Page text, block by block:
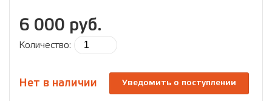
6 000 руб.
Количество:
Нет в наличии Уведомить о поступлении